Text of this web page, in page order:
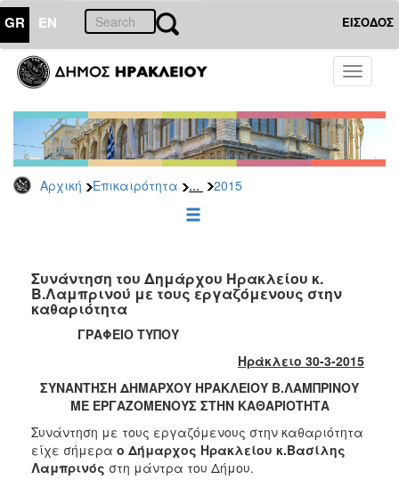
GR EN ΕΙΣΟΔΟΣ
Toggle
Αρχική Επικαιρότητα ... 2015
ΕΠΙΚΑΙΡΟΤΗΤΑ
Τύπου
Αρχείο
2026
2025
2022
2021
2020
2018
2017
2016
2015
Συνάντηση του Δημάρχου Ηρακλείου κ.
Β.Λαμπρινού με τους εργαζόμενους στην
καθαριότητα
ΓΡΑΦΕΙΟ ΤΥΠΟΥ
Ηράκλειο 30-3-2015
ΣΥΝΑΝΤΗΣΗ ΔΗΜΑΡΧΟΥ ΗΡΑΚΛΕΙΟΥ Β.ΛΑΜΠΡΙΝΟΥ
ΜΕ ΕΡΓΑΖΟΜΕΝΟΥΣ ΣΤΗΝ ΚΑΘΑΡΙΟΤΗΤΑ
Συνάντηση με τους εργαζόμενους στην καθαριότητα
είχε σήμερα ο Δήμαρχος Ηρακλείου κ.Βασίλης
Λαμπρινός στη μάντρα του Δήμου.